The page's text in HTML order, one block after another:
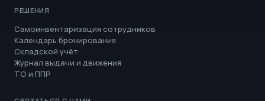
РЕШЕНИЯ
Самоинвентаризация сотрудников
Календарь бронирования
Складской учёт
Журнал выдачи и движения
ТО и ППР